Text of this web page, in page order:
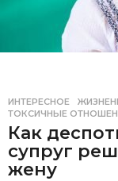
ИНТЕРЕСНОЕ
ТОКСИЧНЫЕ
Как
супруг
жену